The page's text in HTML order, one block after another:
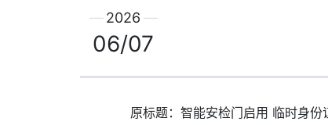
2026
06/07
原标题：智能安检门启用 临时身份